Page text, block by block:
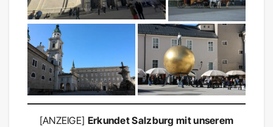
[ANZEIGE] Erkundet Salzburg mit unserem